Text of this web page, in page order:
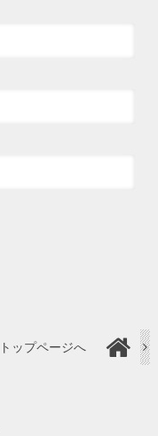
トップページへ